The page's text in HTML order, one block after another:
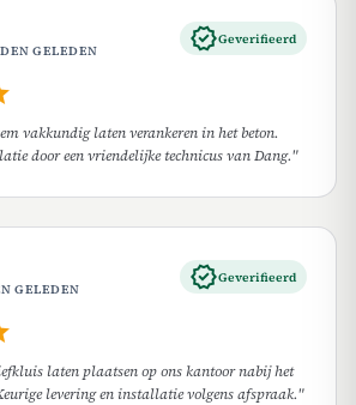
GELEDEN verifiedGeverifieerd
vakkundig laten verankeren in het beton.
door een vriendelijke technicus van Dang."
GELEDEN verifiedGeverifieerd
laten plaatsen op ons kantoor nabij het
levering en installatie volgens afspraak."